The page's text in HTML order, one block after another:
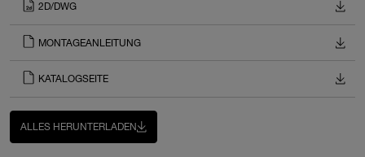
2D/DWG
MONTAGEANLEITUNG
KATALOGSEITE
ALLES HERUNTERLADEN